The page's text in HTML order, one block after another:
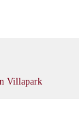
Villapark